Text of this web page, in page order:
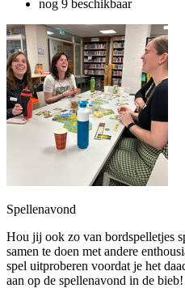
nog 9 beschikbaar
Spellenavond
Hou jij ook zo van bordspelletjes
samen te doen met andere
spel uitproberen voordat je het
aan op de spellenavond in de bieb!